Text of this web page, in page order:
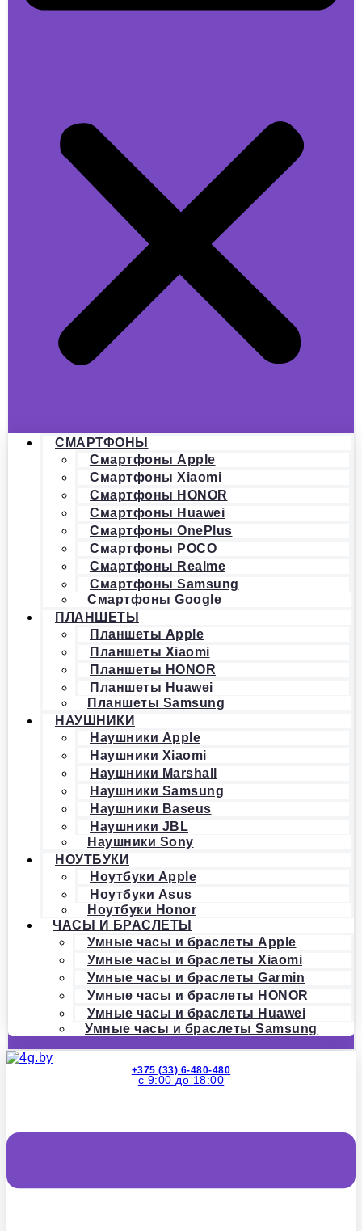
СМАРТФОНЫ
Смартфоны Apple
Смартфоны Xiaomi
Смартфоны HONOR
Смартфоны Huawei
Смартфоны OnePlus
Смартфоны POCO
Смартфоны Realme
Смартфоны Samsung
Смартфоны Google
ПЛАНШЕТЫ
Планшеты Apple
Планшеты Xiaomi
Планшеты HONOR
Планшеты Huawei
Планшеты Samsung
НАУШНИКИ
Наушники Apple
Наушники Xiaomi
Наушники Marshall
Наушники Samsung
Наушники Baseus
Наушники JBL
Наушники Sony
НОУТБУКИ
Ноутбуки Apple
Ноутбуки Asus
Ноутбуки Honor
ЧАСЫ И БРАСЛЕТЫ
Умные часы и браслеты Apple
Умные часы и браслеты Xiaomi
Умные часы и браслеты Garmin
Умные часы и браслеты HONOR
Умные часы и браслеты Huawei
Умные часы и браслеты Samsung
+375 (33) 6-480-480
с 9:00 до 18:00